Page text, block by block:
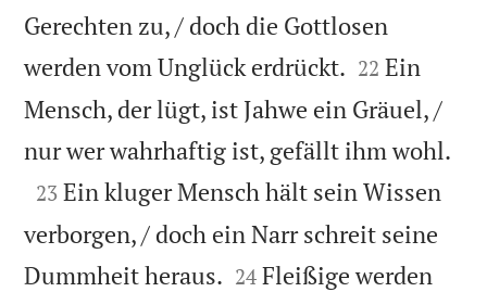
Gerechten zu, / doch die Gottlosen
werden vom Unglück erdrückt. 

22 Ein
Mensch, der lügt, ist Jahwe ein Gräuel, /
nur wer wahrhaftig ist, gefällt ihm wohl.

23 Ein kluger Mensch hält sein Wissen
verborgen, / doch ein Narr schreit seine
Dummheit heraus. 

24 Fleißige werden